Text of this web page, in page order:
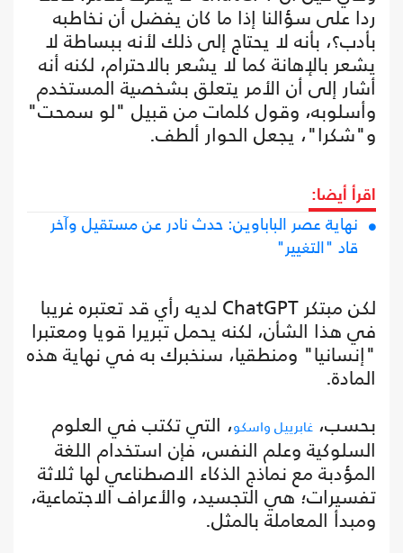
ردا على سؤالنا إذا ما كان يفضل أن نخاطبه
بأدب؟، بأنه لا يحتاج إلى ذلك لأنه ببساطة لا
يشعر بالإهانة كما لا يشعر بالاحترام، لكنه أنه
أشار إلى أن الأمر يتعلق بشخصية المستخدم
وأسلوبه، وقول كلمات من قبيل "لو سمحت"
و"شكرا"، يجعل الحوار ألطف.
اقرأ أيضا:
نهاية عصر الباباوين: حدث نادر عن مستقيل وآخر
قاد "التغيير"
لكن مبتكر ChatGPT لديه رأي قد تعتبره غريبا
في هذا الشأن، لكنه يحمل تبريرا قويا ومعتبرا
"إنسانيا" ومنطقيا، سنخبرك به في نهاية هذه
المادة.
بحسب، غابرييل واسكو، التي تكتب في العلوم
السلوكية وعلم النفس، فإن استخدام اللغة
المؤدبة مع نماذج الذكاء الاصطناعي لها ثلاثة
تفسيرات؛ هي التجسيد، والأعراف الاجتماعية،
ومبدأ المعاملة بالمثل.